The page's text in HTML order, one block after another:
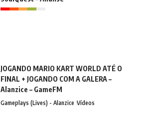
JOGANDO MARIO KART WORLD ATÉ O
FINAL + JOGANDO COM A GALERA –
Alanzice – GameFM
Gameplays (Lives) - Alanzice Vídeos